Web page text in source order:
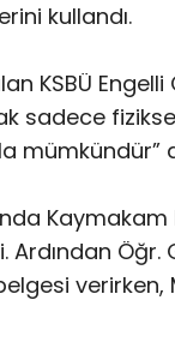
kullandı.
KSBÜ
sadece
mümkündür”
Kaymakam
Öğr.